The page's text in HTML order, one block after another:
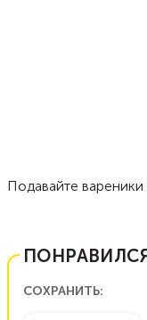
Подавайте
СОХРАНИТЬ: